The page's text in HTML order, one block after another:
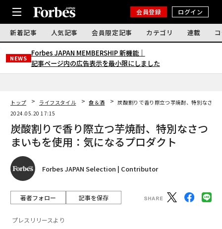
会員登録 ログイン
新着記事 人気記事 会員限定記事 カテゴリ 連載
NEWS
Forbes JAPAN MEMBERSHIP 新機能｜
記事ページ内の広告表示を最小限にしました
トップ ライフスタイル 食＆酒
炭酸割りで香り際立つ芋焼酎、特別なさつ
2024.05.20 17:15
炭酸割りで香り際立つ芋焼酎、特別なさつ
まいもを使用：気になるプロダクト
Forbes JAPAN Selection | Contributor
著者フォロー 記事を保存
プレスリリースより